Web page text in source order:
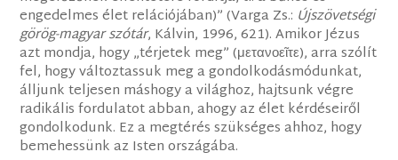
engedelmes élet relációjában)” (Varga Zs.: Újszövetségi
görög-magyar szótár, Kálvin, 1996, 621). Amikor Jézus
azt mondja, hogy „térjetek meg” (μετανοεῖτε), arra szólít
fel, hogy változtassuk meg a gondolkodásmódunkat,
álljunk teljesen máshogy a világhoz, hajtsunk végre
radikális fordulatot abban, ahogy az élet kérdéseiről
gondolkodunk. Ez a megtérés szükséges ahhoz, hogy
bemehessünk az Isten országába.